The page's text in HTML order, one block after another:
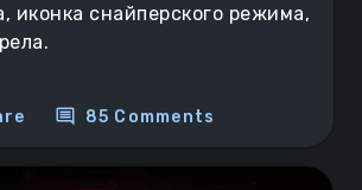
иконка снайперского режима,
comment 85 Comments